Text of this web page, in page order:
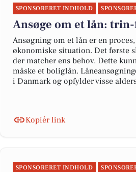
SPONSORERET INDHOLD
Ansøge om et lån:
Ansøgning om et lån er en
økonomiske situation. Det første
der matcher ens behov. Dette
måske et boliglån.
i Danmark og opfylder visse
Kopiér link
SPONSORERET INDHOLD